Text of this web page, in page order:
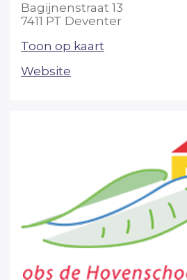
Bagijnenstraat 13
7411 PT Deventer
Toon op kaart
Website